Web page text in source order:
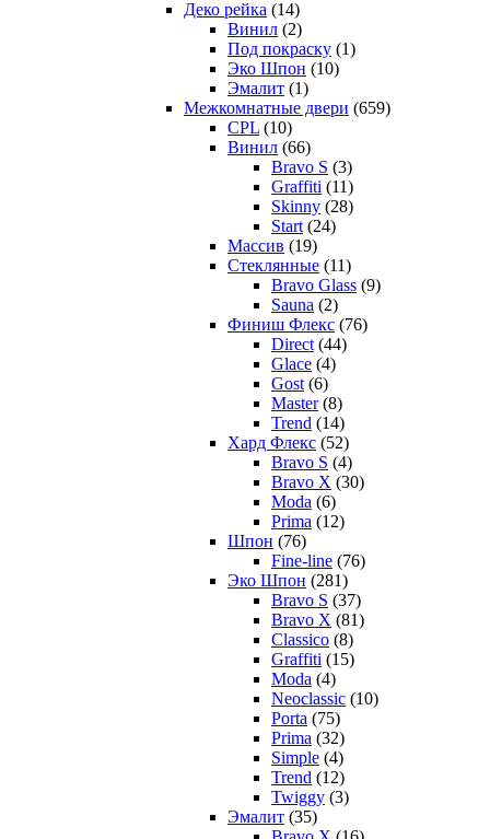
Деко рейка (14)
Винил (2)
Под покраску (1)
Эко Шпон (10)
Эмалит (1)
Межкомнатные двери (659)
CPL (10)
Винил (66)
Bravo S (3)
Graffiti (11)
Skinny (28)
Start (24)
Массив (19)
Стеклянные (11)
Bravo Glass (9)
Sauna (2)
Финиш Флекс (76)
Direct (44)
Glace (4)
Gost (6)
Master (8)
Trend (14)
Хард Флекс (52)
Bravo S (4)
Bravo X (30)
Moda (6)
Prima (12)
Шпон (76)
Fine-line (76)
Эко Шпон (281)
Bravo S (37)
Bravo X (81)
Classico (8)
Graffiti (15)
Moda (4)
Neoclassic (10)
Porta (75)
Prima (32)
Simple (4)
Trend (12)
Twiggy (3)
Эмалит (35)